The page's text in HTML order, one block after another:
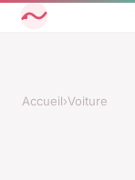
Accueil›Voiture